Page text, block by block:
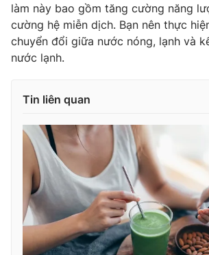
làm này bao gồm tăng cường năng
cường hệ miễn dịch. Bạn nên thực
chuyển đổi giữa nước nóng, lạnh và
nước lạnh.
Tin liên quan